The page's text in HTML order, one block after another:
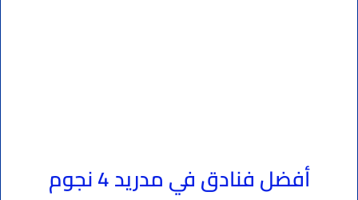
أفضل فنادق في مدريد 4 نجوم